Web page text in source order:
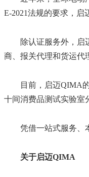
E-2021法规的要求，启
除认证服务外，启迈
商、报关代理和货运代
目前，启迈QIMA的
十间消费品测试实验室
凭借一站式服务、本
关于启迈QIMA